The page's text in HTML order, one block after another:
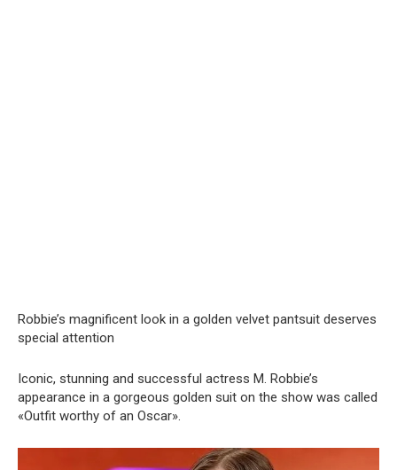
Robbie’s magnificent look in a golden velvet pantsuit deserves
special attention
Iconic, stunning and successful actress M. Robbie’s
appearance in a gorgeous golden suit on the show was called
«Outfit worthy of an Oscar».